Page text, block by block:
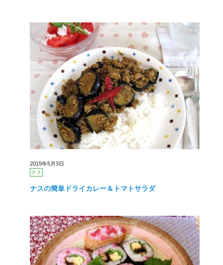
2015年5月3日
ナス
ナスの簡単ドライカレー＆トマトサラダ